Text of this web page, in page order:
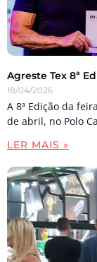
Agreste Tex 8ª
18/04/2026
A 8ª Edição da
de abril, no Polo
LER MAIS »